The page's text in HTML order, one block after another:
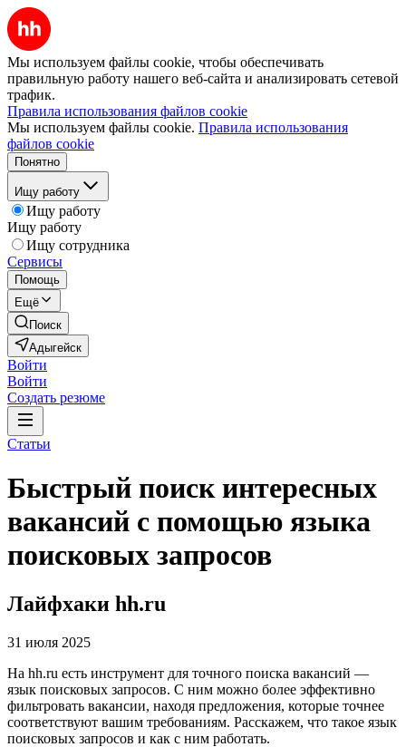
Мы используем файлы cookie, чтобы обеспечивать
правильную работу нашего веб-сайта и анализировать сетевой
трафик.
Правила использования файлов cookie
Мы используем файлы cookie. Правила использования
файлов cookie
Понятно
Ищу работу
Ищу работу
Ищу работу
Ищу сотрудника
Сервисы
Помощь
Ещё
Поиск
Адыгейск
Войти
Войти
Создать резюме
Статьи
Быстрый поиск интересных
вакансий с помощью языка
поисковых запросов
Лайфхаки hh.ru
31 июля 2025
На hh.ru есть инструмент для точного поиска вакансий —
язык поисковых запросов. С ним можно более эффективно
фильтровать вакансии, находя предложения, которые точнее
соответствуют вашим требованиям. Расскажем, что такое язык
поисковых запросов и как с ним работать.